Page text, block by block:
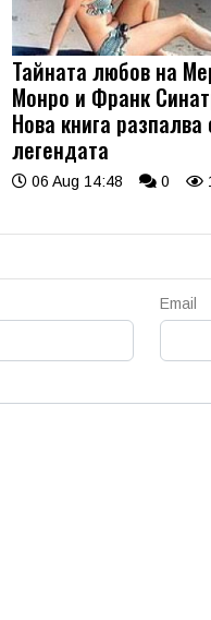
Тайната любов на
Монро и Франк
Нова книга разпалва
легендата
06 Aug 14:48 0
Email